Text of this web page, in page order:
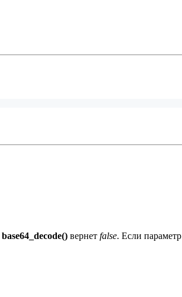
base64_decode() вернет false. Если параметр